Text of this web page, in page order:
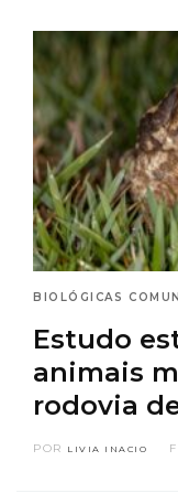
BIOLÓGICAS
Estudo
animais
rodovia
POR LIVIA INACIO